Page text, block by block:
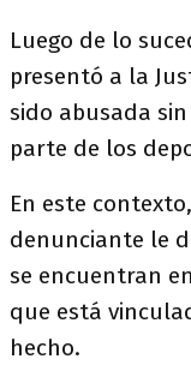
Luego de lo
presentó a la
sido abusada
parte de los
En este contexto,
denunciante le
se encuentran
que está
hecho.